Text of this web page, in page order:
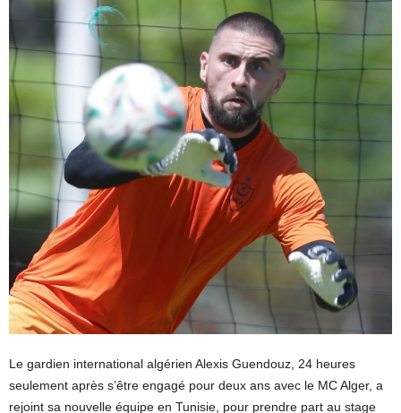
Le gardien international algérien Alexis Guendouz, 24 heures
seulement après s’être engagé pour deux ans avec le MC Alger, a
rejoint sa nouvelle équipe en Tunisie, pour prendre part au stage